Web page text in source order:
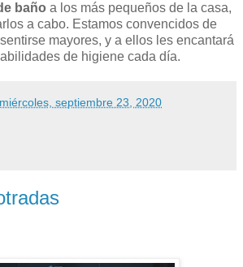
baño a los más pequeños de la casa,
a cabo. Estamos convencidos de
mayores, y a ellos les encantará
de higiene cada día.
miércoles, septiembre 23, 2020